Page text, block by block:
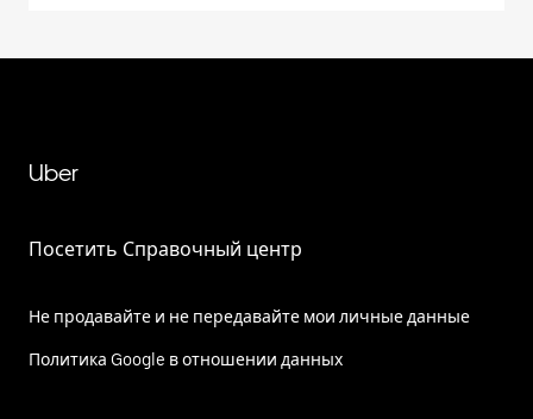
Uber
Посетить Справочный центр
Не продавайте и не передавайте мои личные данные
Политика Google в отношении данных